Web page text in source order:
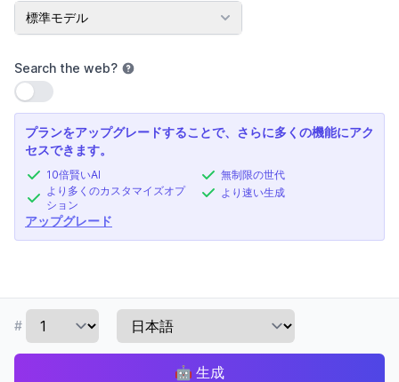
AIモデル
標準モデル
Search the web?
設定を使用
プランをアップグレードすることで、さらに多くの機能にアク
セスできます。
10倍賢いAI
より多くのカスタマイズオプ
ション
無制限の世代
より速い生成
アップグレード
#
🤖 生成